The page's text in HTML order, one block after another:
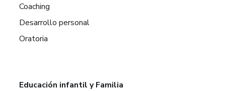
Coaching
Desarrollo personal
Oratoria
Educación infantil y Familia